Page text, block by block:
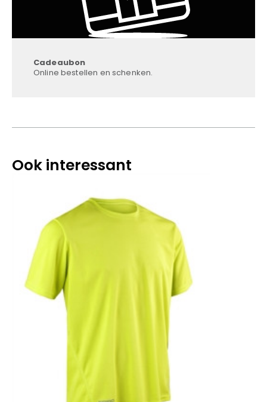
Cadeaubon
Online bestellen en schenken.
Ook interessant